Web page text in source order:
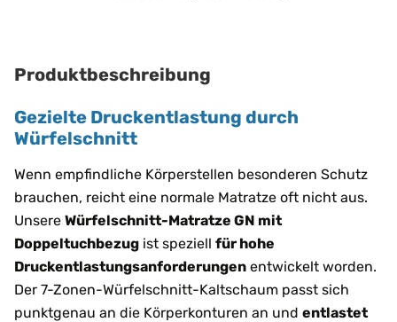
Produktbeschreibung
Gezielte Druckentlastung durch
Würfelschnitt
Wenn empfindliche Körperstellen besonderen Schutz
brauchen, reicht eine normale Matratze oft nicht aus.
Unsere Würfelschnitt-Matratze GN mit
Doppeltuchbezug ist speziell für hohe
Druckentlastungsanforderungen entwickelt worden.
Der 7-Zonen-Würfelschnitt-Kaltschaum passt sich
punktgenau an die Körperkonturen an und entlastet